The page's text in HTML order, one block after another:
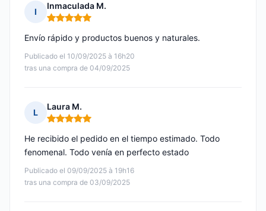
I
Inmaculada M.
Nota: 5 de 5
Publicado el 10/09/2025 à 16h20
tras una compra de 04/09/2025
Envío rápido y productos buenos y naturales.
L
Laura M.
Nota: 5 de 5
Publicado el 09/09/2025 à 19h16
tras una compra de 03/09/2025
He recibido el pedido en el tiempo estimado. Todo
fenomenal. Todo venía en perfecto estado